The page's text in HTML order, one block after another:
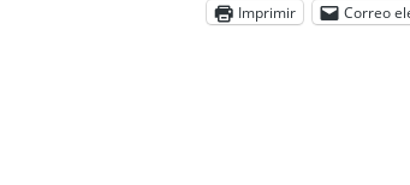
Imprimir Correo